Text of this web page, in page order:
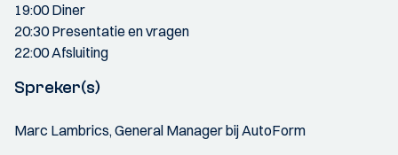
19:00 Diner
20:30 Presentatie en vragen
22:00 Afsluiting
Spreker(s)
Marc Lambrics, General Manager bij AutoForm